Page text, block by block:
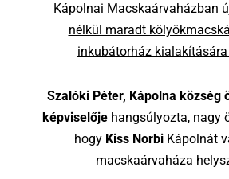
Kápolnai Macskaárvaházban
nélkül maradt
inkubátorház
Szalóki Péter, Kápolna község
képviselője hangsúlyozta, nagy
hogy Kiss NorbiKápolnát
macskaárvaháza